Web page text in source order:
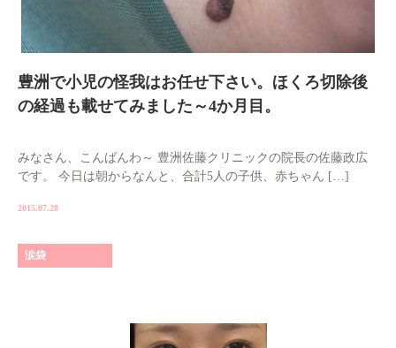
豊洲で小児の怪我はお任せ下さい。ほくろ切除後
の経過も載せてみました～4か月目。
みなさん、こんばんわ～ 豊洲佐藤クリニックの院長の佐藤政広
です。 今日は朝からなんと、合計5人の子供、赤ちゃん […]
2015.07.28
涙袋